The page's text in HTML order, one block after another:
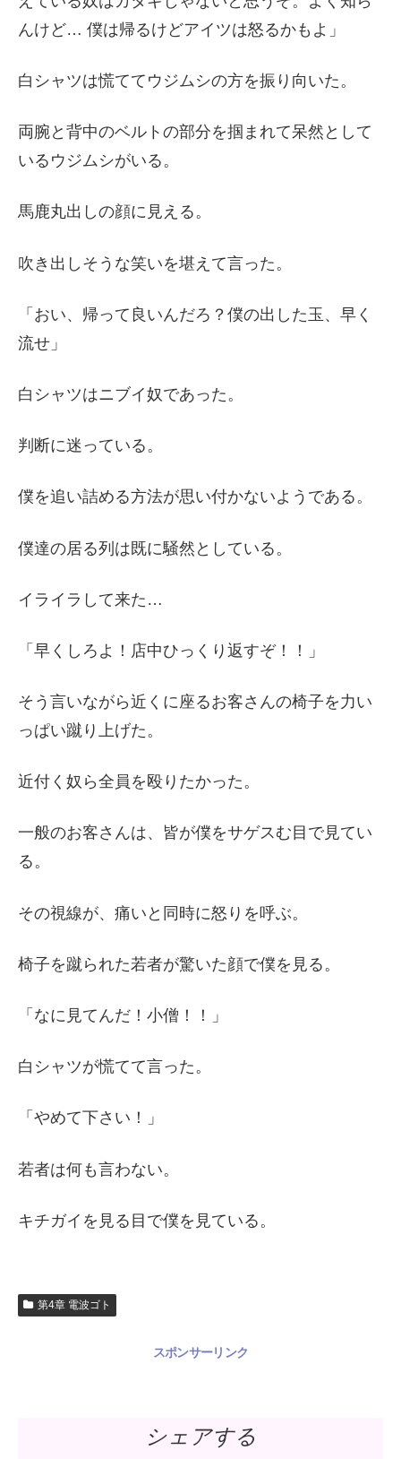
んけど… 僕は帰るけどアイツは怒るかもよ」
白シャツは慌ててウジムシの方を振り向いた。
両腕と背中のベルトの部分を掴まれて呆然として
いるウジムシがいる。
馬鹿丸出しの顔に見える。
吹き出しそうな笑いを堪えて言った。
「おい、帰って良いんだろ？僕の出した玉、早く
流せ」
白シャツはニブイ奴であった。
判断に迷っている。
僕を追い詰める方法が思い付かないようである。
僕達の居る列は既に騒然としている。
イライラして来た…
「早くしろよ！店中ひっくり返すぞ！！」
そう言いながら近くに座るお客さんの椅子を力い
っぱい蹴り上げた。
近付く奴ら全員を殴りたかった。
一般のお客さんは、皆が僕をサゲスむ目で見てい
る。
その視線が、痛いと同時に怒りを呼ぶ。
椅子を蹴られた若者が驚いた顔で僕を見る。
「なに見てんだ！小僧！！」
白シャツが慌てて言った。
「やめて下さい！」
若者は何も言わない。
キチガイを見る目で僕を見ている。
第4章 電波ゴト
スポンサーリンク
シェアする